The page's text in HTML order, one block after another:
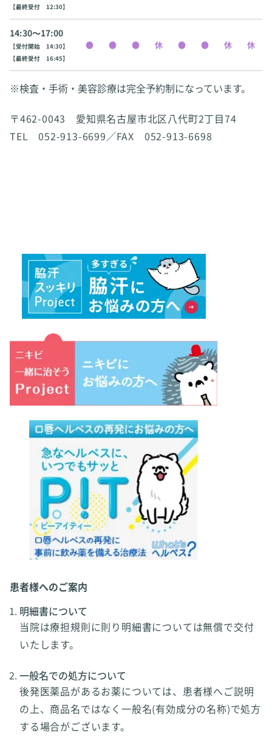
【最終受付 12:30】
14:30〜17:00
【受付開始 14:30】
【最終受付 16:45】
※検査・手術・美容診療は完全予約制になっています。
〒462-0043 愛知県名古屋市北区八代町2丁目74
TEL 052-913-6699／FAX 052-913-6698
患者様へのご案内
明細書について
当院は療担規則に則り明細書については無償で交付
いたします。
一般名での処方について
後発医薬品があるお薬については、患者様へご説明
の上、商品名ではなく一般名(有効成分の名称)で処方
する場合がございます。